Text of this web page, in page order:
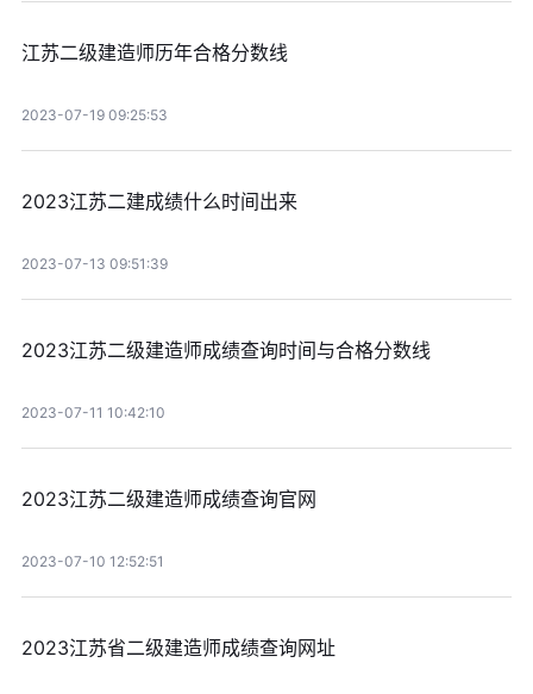
江苏二级建造师历年合格分数线
2023-07-19 09:25:53
2023江苏二建成绩什么时间出来
2023-07-13 09:51:39
2023江苏二级建造师成绩查询时间与合格分数线
2023-07-11 10:42:10
2023江苏二级建造师成绩查询官网
2023-07-10 12:52:51
2023江苏省二级建造师成绩查询网址